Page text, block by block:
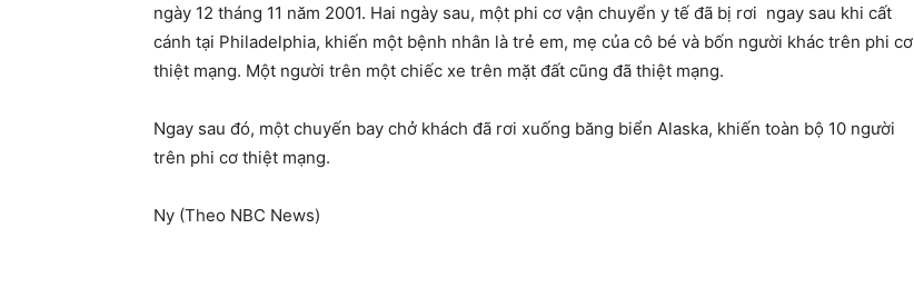
ngày 12 tháng 11 năm 2001. Hai ngày sau, một phi cơ vận chuyển y tế đã bị rơi ngay sau khi cất
cánh tại Philadelphia, khiến một bệnh nhân là trẻ em, mẹ của cô bé và bốn người khác trên phi cơ
thiệt mạng. Một người trên một chiếc xe trên mặt đất cũng đã thiệt mạng.
Ngay sau đó, một chuyến bay chở khách đã rơi xuống băng biển Alaska, khiến toàn bộ 10 người
trên phi cơ thiệt mạng.
Ny (Theo NBC News)